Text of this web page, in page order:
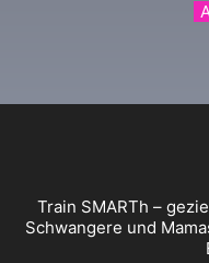
Train SMARTh –
Schwangere und